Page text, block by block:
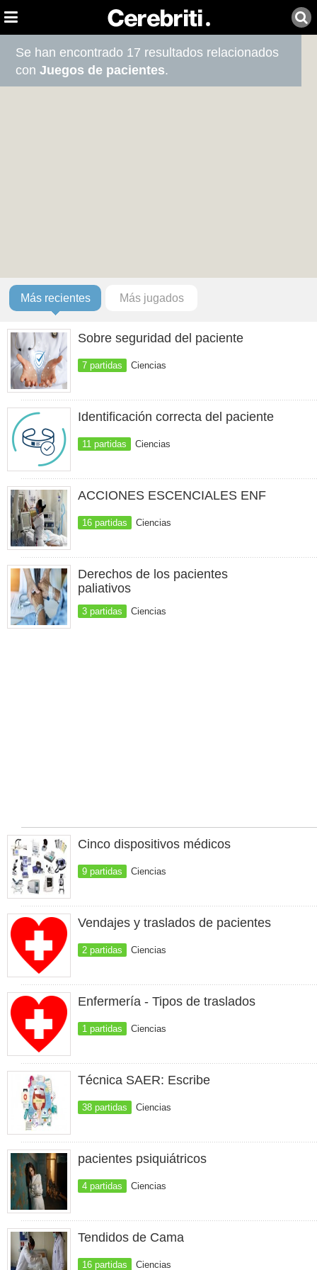
Se han encontrado 17 resultados relacionados
conJuegos de pacientes.
Más recientes Más jugados
Sobre seguridad del paciente
7 partidas Ciencias
Identificación correcta del paciente
11 partidas Ciencias
ACCIONES ESCENCIALES ENF
16 partidas Ciencias
Derechos de los pacientes
paliativos
3 partidas Ciencias
Cinco dispositivos médicos
9 partidas Ciencias
Vendajes y traslados de pacientes
2 partidas Ciencias
Enfermería - Tipos de traslados
1 partidas Ciencias
Técnica SAER: Escribe
38 partidas Ciencias
pacientes psiquiátricos
4 partidas Ciencias
Tendidos de Cama
16 partidas Ciencias